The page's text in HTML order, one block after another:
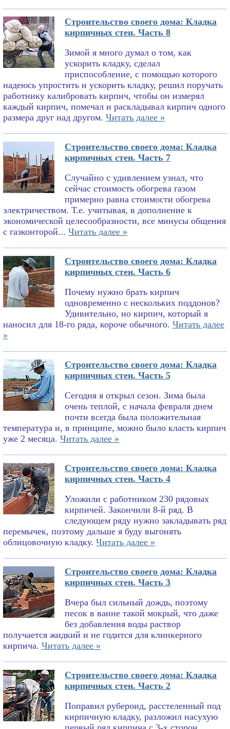
Строительство своего дома: Кладка
кирпичных стен. Часть 8
Зимой я много думал о том, как
ускорить кладку, сделал
приспособление, с помощью которого
надеюсь упростить и ускорить кладку, решил поручать
работнику калибровать кирпич, чтобы он измерял
каждый кирпич, помечал и раскладывал кирпич одного
размера друг над другом. Читать далее »
Строительство своего дома: Кладка
кирпичных стен. Часть 7
Случайно с удивлением узнал, что
сейчас стоимость обогрева газом
примерно равна стоимости обогрева
электричеством. Т.е. учитывая, в дополнение к
экономической целесообразности, все минусы общения
с газконторой... Читать далее »
Строительство своего дома: Кладка
кирпичных стен. Часть 6
Почему нужно брать кирпич
одновременно с нескольких поддонов?
Удивительно, но кирпич, который я
наносил для 18-го ряда, короче обычного. Читать далее
»
Строительство своего дома: Кладка
кирпичных стен. Часть 5
Сегодня я открыл сезон. Зима была
очень теплой, с начала февраля днем
почти всегда была положительная
температура и, в принципе, можно было класть кирпич
уже 2 месяца. Читать далее »
Строительство своего дома: Кладка
кирпичных стен. Часть 4
Уложили с работником 230 рядовых
кирпичей. Закончили 8-й ряд. В
следующем ряду нужно закладывать ряд
перемычек, поэтому дальше я буду выгонять
облицовочную кладку. Читать далее »
Строительство своего дома: Кладка
кирпичных стен. Часть 3
Вчера был сильный дождь, поэтому
песок в ванне такой мокрый, что даже
без добавления воды раствор
получается жидкий и не годится для клинкерного
кирпича. Читать далее »
Строительство своего дома: Кладка
кирпичных стен. Часть 2
Поправил рубероид, расстеленный под
кирпичную кладку, разложил насухую